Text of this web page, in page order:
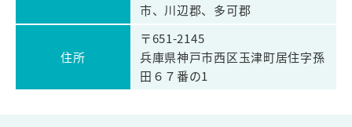
市、川辺郡、多可郡
住所
〒651-2145
兵庫県神戸市西区玉津町居住字孫
田６７番の1